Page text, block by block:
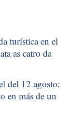
turística en el
as catro da
del 12 agosto:
en más de un